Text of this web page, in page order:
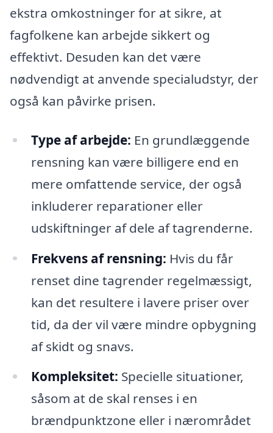
ekstra omkostninger for at sikre, at
fagfolkene kan arbejde sikkert og
effektivt. Desuden kan det være
nødvendigt at anvende specialudstyr, der
også kan påvirke prisen.
Type af arbejde: En grundlæggende
rensning kan være billigere end en
mere omfattende service, der også
inkluderer reparationer eller
udskiftninger af dele af tagrenderne.
Frekvens af rensning: Hvis du får
renset dine tagrender regelmæssigt,
kan det resultere i lavere priser over
tid, da der vil være mindre opbygning
af skidt og snavs.
Kompleksitet: Specielle situationer,
såsom at de skal renses i en
brændpunktzone eller i nærområdet